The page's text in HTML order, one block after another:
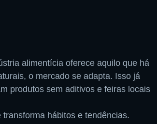
alimentícia oferece aquilo que há
o mercado se adapta. Isso já
produtos sem aditivos e feiras locais
hábitos e tendências.